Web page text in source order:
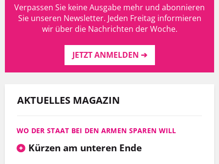
Verpassen Sie keine Ausgabe mehr und abonnieren
Sie unseren Newsletter. Jeden Freitag informieren
wir über die Nachrichten der Woche.
JETZT ANMELDEN ➔
AKTUELLES MAGAZIN
WO DER STAAT BEI DEN ARMEN SPAREN WILL
Kürzen am unteren Ende